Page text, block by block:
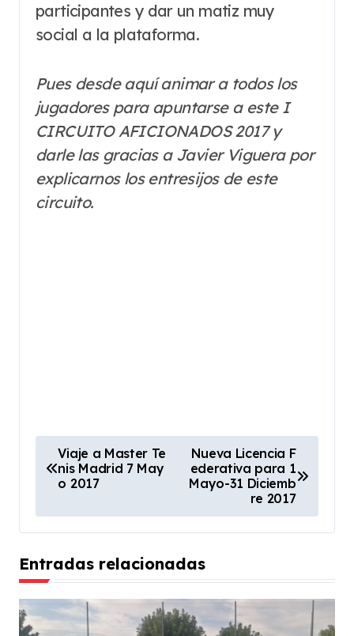
participantes y dar un matiz muy
social a la plataforma.
Pues desde aquí animar a todos los
jugadores para apuntarse a este I
CIRCUITO AFICIONADOS 2017 y
darle las gracias a Javier Viguera por
explicarnos los entresijos de este
circuito.
a
e
g
a
c
i
Viaje a Master Te
nis Madrid 7 May
o 2017
Nueva Licencia F
ederativa para 1
Mayo-31 Diciemb
re 2017
Entradas relacionadas